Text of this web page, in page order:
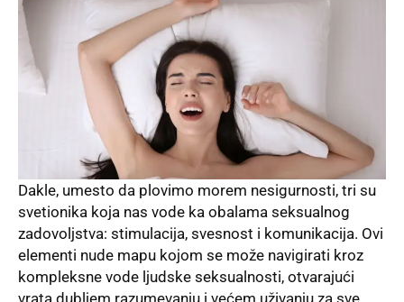
Dakle, umesto da plovimo morem nesigurnosti, tri su
svetionika koja nas vode ka obalama seksualnog
zadovoljstva: stimulacija, svesnost i komunikacija. Ovi
elementi nude mapu kojom se može navigirati kroz
kompleksne vode ljudske seksualnosti, otvarajući
vrata dubljem razumevanju i većem uživanju za sve